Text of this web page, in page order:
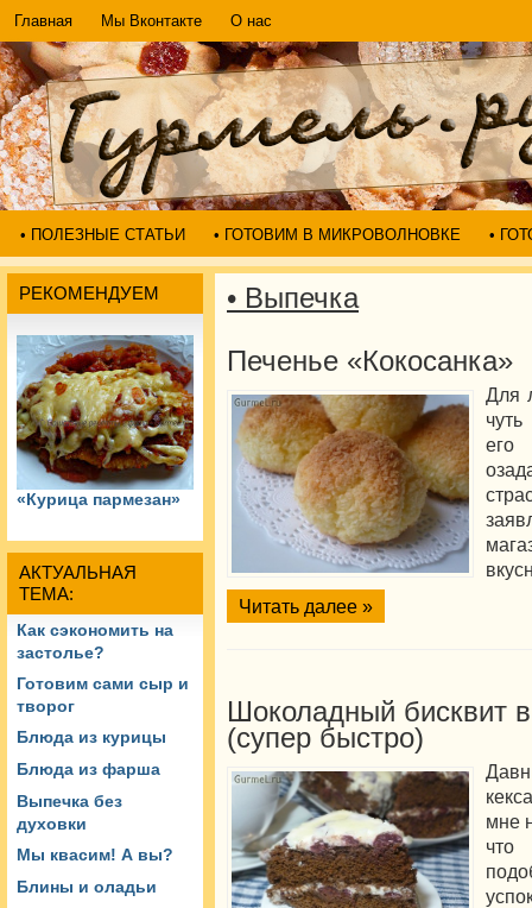
Главная Мы Вконтакте О нас
• ПОЛЕЗНЫЕ СТАТЬИ • ГОТОВИМ В МИКРОВОЛНОВКЕ •
РЕКОМЕНДУЕМ
«Курица пармезан»
АКТУАЛЬНАЯ
ТЕМА:
Как сэкономить на
застолье?
Готовим сами сыр и
творог
Блюда из курицы
Блюда из фарша
Выпечка без
духовки
Мы квасим! А вы?
Блины и оладьи
• Выпечка
Печенье «Кокосанка»
Для
Читать далее »
Шоколадный бисквит
(супер быстро)
мне
что